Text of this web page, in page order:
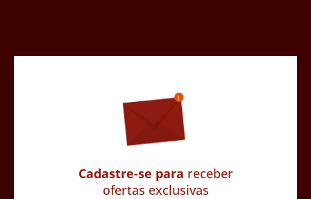
Cadastre-se para receber
ofertas exclusivas